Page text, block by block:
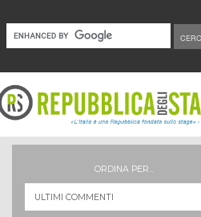
ORDINA PER...